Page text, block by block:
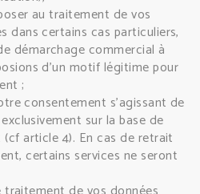
au traitement de vos
dans certains cas particuliers,
démarchage commercial à
d’un motif légitime pour
;
consentement s’agissant de
sur la base de
article 4). En cas de retrait
certains services ne seront